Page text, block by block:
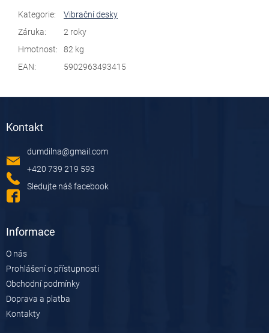
Kategorie:
Vibrační desky
Záruka:
2 roky
Hmotnost:
82 kg
EAN: 5902963493415
Kontakt
dumdilna@gmail.com
+420 739 219 593
Sledujte náš facebook
Informace
O nás
Prohlášení o přístupnosti
Obchodní podmínky
Doprava a platba
Kontakty